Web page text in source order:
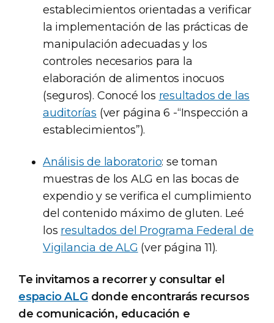
establecimientos orientadas a verificar
la implementación de las prácticas de
manipulación adecuadas y los
controles necesarios para la
elaboración de alimentos inocuos
(seguros). Conocé los resultados de las
auditorías (ver página 6 -“Inspección a
establecimientos”).
Análisis de laboratorio: se toman
muestras de los ALG en las bocas de
expendio y se verifica el cumplimiento
del contenido máximo de gluten. Leé
los resultados del Programa Federal de
Vigilancia de ALG (ver página 11).
Te invitamos a recorrer y consultar el
espacio ALG donde encontrarás recursos
de comunicación, educación e